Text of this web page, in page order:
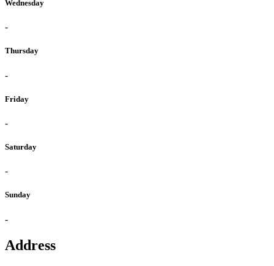
Wednesday
-
Thursday
-
Friday
-
Saturday
-
Sunday
-
Address